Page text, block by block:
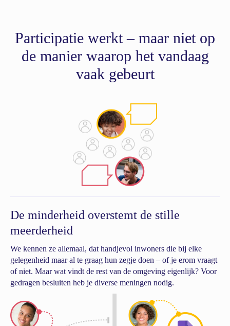
Participatie werkt – maar niet op
de manier waarop het vandaag
vaak gebeurt
De minderheid overstemt de stille
meerderheid
We kennen ze allemaal, dat handjevol inwoners die bij elke
gelegenheid maar al te graag hun zegje doen – of je erom vraagt
of niet. Maar wat vindt de rest van de omgeving eigenlijk? Voor
gedragen besluiten heb je diverse meningen nodig.